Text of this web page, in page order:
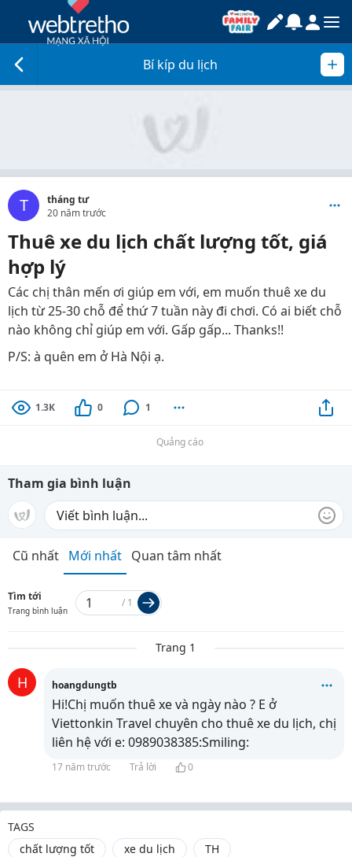
Bí kíp du lịch
T
tháng tư
20 năm trước
Thuê xe du lịch chất lượng tốt, giá
hợp lý
Các chị thân mến ơi giúp em với, em muốn thuê xe du
lịch từ 25-30 chỗ để thứ 7 tuần này đi chơi. Có ai biết chỗ
nào không chỉ giúp em với. Gấp gấp... Thanks!!
P/S: à quên em ở Hà Nội ạ.
1.3K 0 1
Quảng cáo
Tham gia bình luận
Cũ nhất Mới nhất Quan tâm nhất
Tìm tới
Trang bình luận
/ 1
Trang 1
H hoangdungtb
Hi!Chị muốn thuê xe và ngày nào ? E ở
Viettonkin Travel chuyên cho thuê xe du lịch, chị
liên hệ với e: 0989038385:Smiling:
17 năm trước Trả lời 0
TAGS
chất lượng tốt
xe du lịch TH